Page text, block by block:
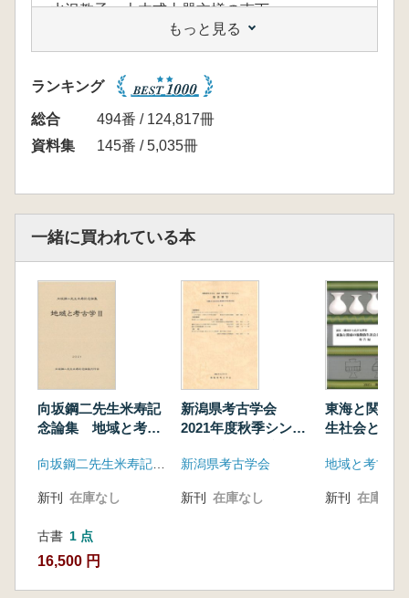
水沢教子 大木式土器文様の南下
纐襭茂 加曽利E式系土器の広がり
大網信良 連弧文土器の広がり
岩永祐貴 唐草文(系)土器の広がり
付.曽利式(系)土器集成
太田圭 福島県・茨城県・栃木県における曽利
式(系)土器の集成
小林美貴・箱石幸祐 東京都における曽利式
(系)土器の集成
集成
櫛原功一 山梨県東部域の曽利式土器集成
村松佳幸 山梨県西部域の曽利式土器集成
桐部夏帆 静岡県における曽利式(系)土器の集
副島蔵人 長野県における曽利式(系)土器の集
成
岩永祐貴 岐阜県における曽利式(系)土器の集
成
もっと見る
ランキング
総合
494番 / 124,817冊
資料集
145番 / 5,035冊
一緒に買われている本
向坂鋼二先生米寿記
念論集 地域と考古
向坂鋼二先生米寿記念論集刊行会
新刊 在庫なし
古書 1 点
16,500 円
新潟県考古学会
2021年度秋季シンポ
跡から読み取る新潟
新潟県考古学会
新刊 在庫なし
東海と関東
生社会と交
※2冊セット
地域と考古学
新刊 在庫なし